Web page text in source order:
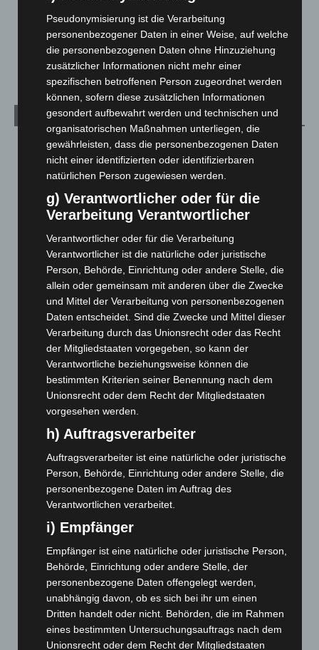
Über uns
Veranstaltungen
1.888
1.271
Archiv
August 2026(14)
Juli 2026(73)
Juni 2026
Mai 2026(99)
April 2026
(99)
März 2026(115)
Februar 2026(109)
Januar 2026(122)
Dezember 2025(103)
November 2025(114)
Oktober 2025(112)
September 2025 (93)
August 2025(90)
Juli 2025
Juni 2025
Mai 2025
(112)
April 2025(88)
März 2025(111)
Februar 2025(96)
Januar 2025(88)
Dezember 2024(89)
November 2024(94)
Oktober 2024(93)
September 2024
(112)
Pseudonymisierung ist die Verarbeitung
personenbezogener Daten in einer Weise, auf welche
die personenbezogenen Daten ohne Hinzuziehung
zusätzlicher Informationen nicht mehr einer
spezifischen betroffenen Person zugeordnet werden
können, sofern diese zusätzlichen Informationen
gesondert aufbewahrt werden und technischen und
organisatorischen Maßnahmen unterliegen, die
gewährleisten, dass die personenbezogenen Daten
nicht einer identifizierten oder identifizierbaren
natürlichen Person zugewiesen werden.
g) Verantwortlicher oder für die
Verarbeitung Verantwortlicher
Verantwortlicher oder für die Verarbeitung
Verantwortlicher ist die natürliche oder juristische
Person, Behörde, Einrichtung oder andere Stelle, die
allein oder gemeinsam mit anderen über die Zwecke
und Mittel der Verarbeitung von personenbezogenen
Daten entscheidet. Sind die Zwecke und Mittel dieser
Verarbeitung durch das Unionsrecht oder das Recht
der Mitgliedstaaten vorgegeben, so kann der
Verantwortliche beziehungsweise können die
bestimmten Kriterien seiner Benennung nach dem
Unionsrecht oder dem Recht der Mitgliedstaaten
vorgesehen werden.
h) Auftragsverarbeiter
Auftragsverarbeiter ist eine natürliche oder juristische
Person, Behörde, Einrichtung oder andere Stelle, die
personenbezogene Daten im Auftrag des
Verantwortlichen verarbeitet.
i) Empfänger
Empfänger ist eine natürliche oder juristische Person,
Behörde, Einrichtung oder andere Stelle, der
personenbezogene Daten offengelegt werden,
unabhängig davon, ob es sich bei ihr um einen
Dritten handelt oder nicht. Behörden, die im Rahmen
eines bestimmten Untersuchungsauftrags nach dem
Unionsrecht oder dem Recht der Mitgliedstaaten